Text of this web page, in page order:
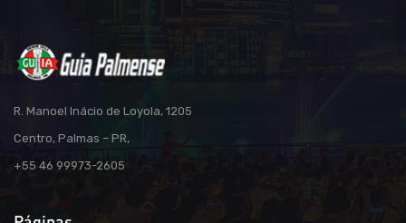
R. Manoel Inácio de Loyola, 1205
Centro, Palmas – PR,
+55 46 99973-2605